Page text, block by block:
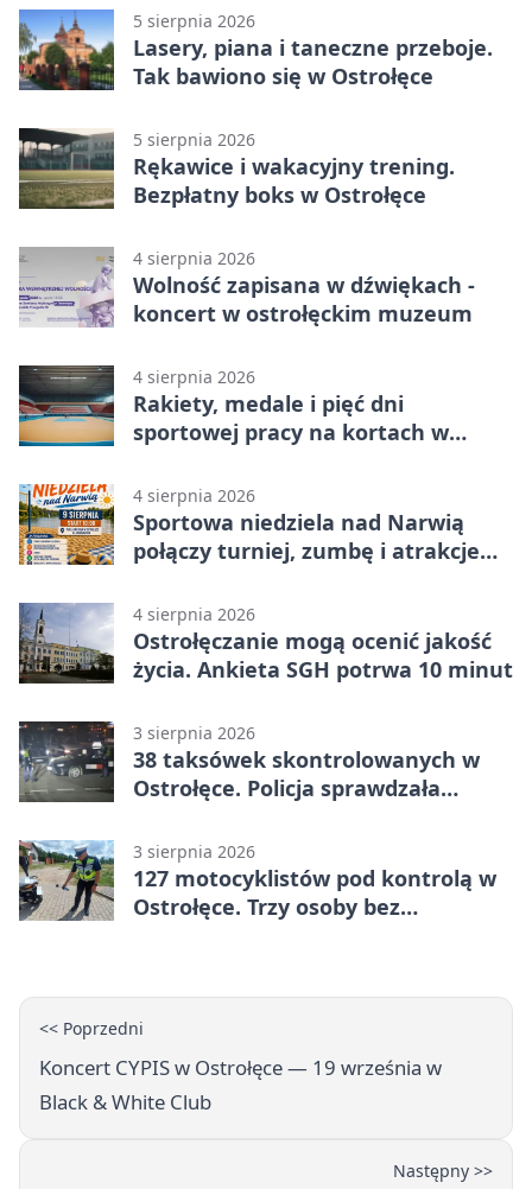
5 sierpnia 2026
Lasery, piana i taneczne przeboje.
Tak bawiono się w Ostrołęce
5 sierpnia 2026
Rękawice i wakacyjny trening.
Bezpłatny boks w Ostrołęce
4 sierpnia 2026
Wolność zapisana w dźwiękach -
koncert w ostrołęckim muzeum
4 sierpnia 2026
Rakiety, medale i pięć dni
sportowej pracy na kortach w
4 sierpnia 2026
Sportowa niedziela nad Narwią
połączy turniej, zumbę i atrakcje
4 sierpnia 2026
Ostrołęczanie mogą ocenić jakość
życia. Ankieta SGH potrwa 10 minut
3 sierpnia 2026
38 taksówek skontrolowanych w
Ostrołęce. Policja sprawdzała
3 sierpnia 2026
127 motocyklistów pod kontrolą w
Ostrołęce. Trzy osoby bez
<< Poprzedni
Koncert CYPIS w Ostrołęce — 19 września w
Black & White Club
Następny >>